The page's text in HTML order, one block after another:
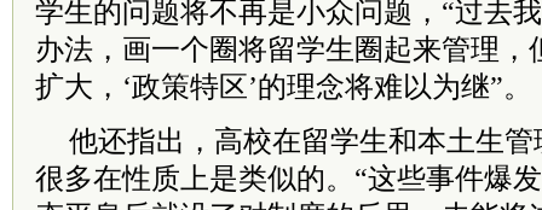
学生的问题将不再是小众问题，“过去
办法，画一个圈将留学生圈起来管理，
扩大，‘政策特区’的理念将难以为继”。
他还指出，高校在留学生和本土生
很多在性质上是类似的。“这些事件爆